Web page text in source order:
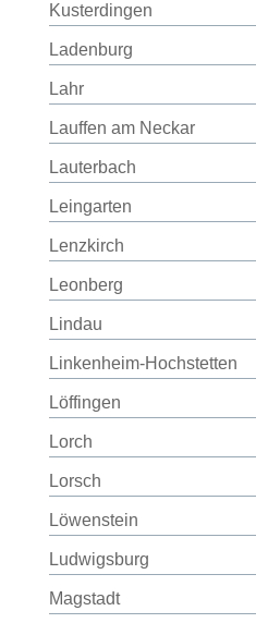
Kusterdingen
Ladenburg
Lahr
Lauffen am Neckar
Lauterbach
Leingarten
Lenzkirch
Leonberg
Lindau
Linkenheim-Hochstetten
Löffingen
Lorch
Lorsch
Löwenstein
Ludwigsburg
Magstadt